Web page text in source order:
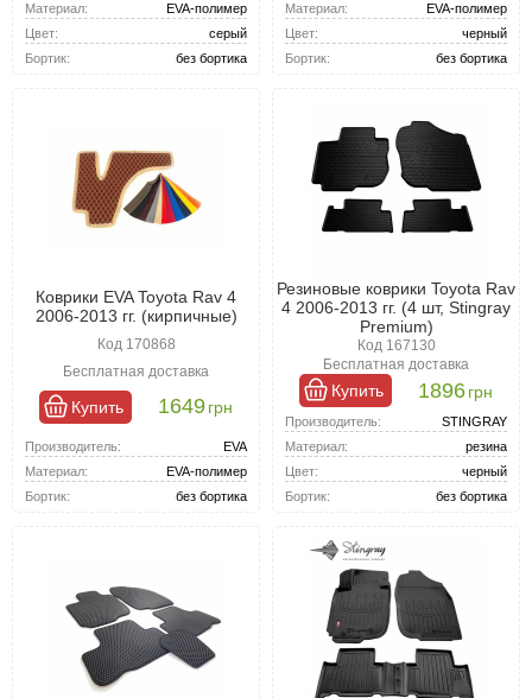
Материал:
EVA-полимер
Цвет:
серый
Бортик:
без бортика
Материал:
EVA-полимер
Цвет:
черный
Бортик:
без бортика
Коврики EVA Toyota Rav 4
2006-2013 гг. (кирпичные)
Код 170868
Бесплатная доставка
Купить 1649грн
Производитель:
EVA
Материал:
EVA-полимер
Бортик:
без бортика
Резиновые коврики Toyota Rav
4 2006-2013 гг. (4 шт, Stingray
Premium)
Код 167130
Бесплатная доставка
Купить 1896грн
Производитель:
STINGRAY
Материал:
резина
Цвет:
черный
Бортик:
без бортика